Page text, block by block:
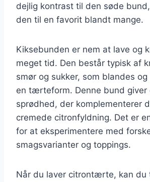
dejlig kontrast til den søde
den til en favorit blandt mange.
Kiksebunden er nem at lave og
meget tid. Den består typisk af
smør og sukker, som blandes
en tærteform. Denne bund giver
sprødhed, der komplementerer
cremede citronfyldning. Det er
for at eksperimentere med
smagsvarianter og toppings.
Når du laver citrontærte, kan du